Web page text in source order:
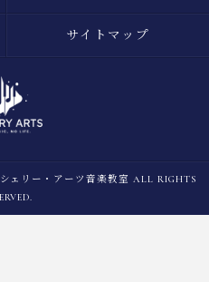
サイトマップ
ェリー・アーツ音楽教室 ALL RIGHTS